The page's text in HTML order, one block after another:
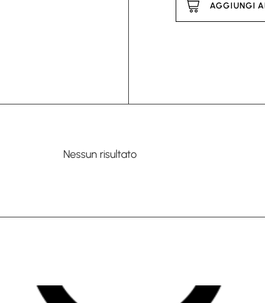
AGGIUNGI
Nessun risultato